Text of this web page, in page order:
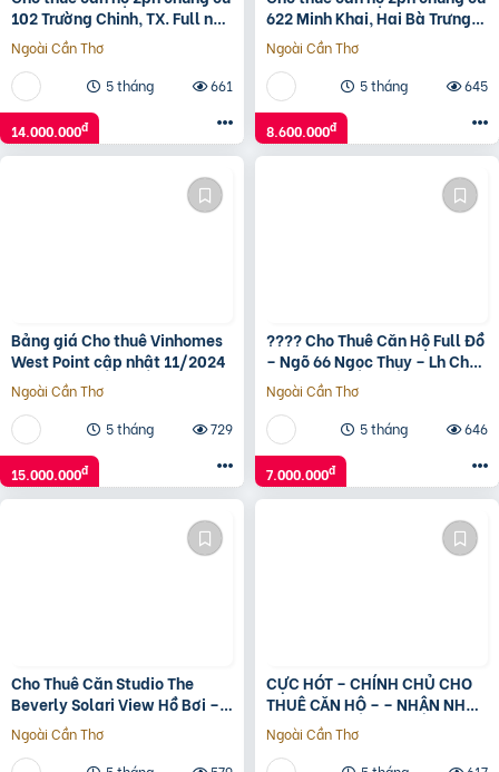
102 Trường Chinh, TX. Full nội
thất
Ngoài Cần Thơ
5 tháng
661
14.000.000đ
622 Minh Khai, Hai Bà Trưng.
Giá 8.x Triệu
Ngoài Cần Thơ
5 tháng
645
8.600.000đ
Bảng giá Cho thuê Vinhomes
West Point cập nhật 11/2024
Ngoài Cần Thơ
5 tháng
729
15.000.000đ
???? Cho Thuê Căn Hộ Full Đồ
– Ngõ 66 Ngọc Thụy – Lh Chủ
Nhà 0936 072 396
Ngoài Cần Thơ
5 tháng
646
7.000.000đ
Cho Thuê Căn Studio The
Beverly Solari View Hồ Bơi –
Full Nội Thất Mới, Ở Ngay
Ngoài Cần Thơ
CỰC HÓT – CHÍNH CHỦ CHO
THUÊ CĂN HỘ – – NHẬN NHÀ
NGAY – Nam từ Liêm ,Hà Nội
Ngoài Cần Thơ